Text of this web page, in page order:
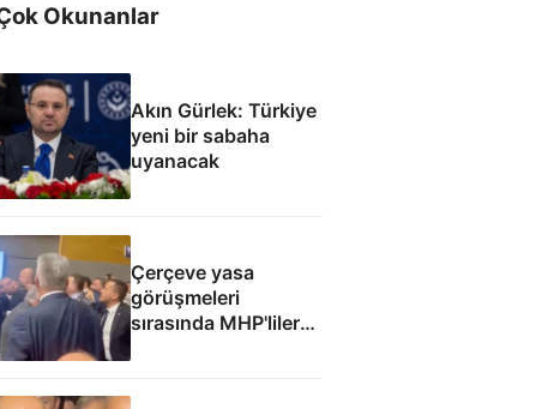
Okunanlar
Akın Gürlek: Türkiye
yeni bir sabaha
uyanacak
Çerçeve yasa
görüşmeleri
sırasında MHP'liler